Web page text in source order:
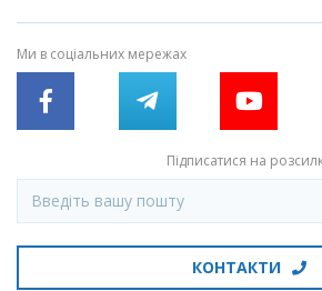
Ми в соціальних мережах
Підписатися на
КОНТАКТИ